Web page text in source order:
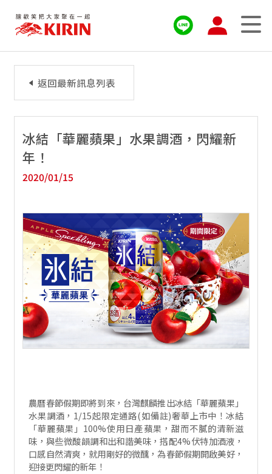
冰結「華麗蘋果」水果調酒，閃耀新
年！
2020/01/15
農曆春節假期即將到來，台灣麒麟推出冰結「華麗蘋果」
水果調酒，1/15起限定通路(如備註)奢華上市中！冰結
「華麗蘋果」100%使用日產蘋果，甜而不膩的清新滋
味，與些微酸韻調和出和諧美味，搭配4%伏特加酒液，
口感自然清爽，就用剛好的微醺，為春節假期開啟美好，
迎接更閃耀的新年！
返回最新訊息列表